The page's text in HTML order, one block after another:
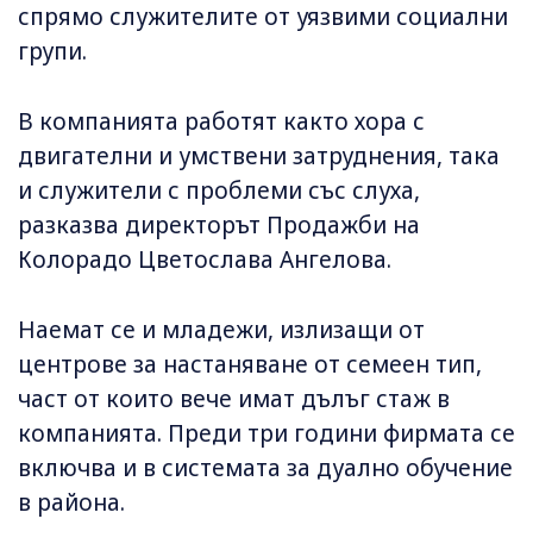
спрямо служителите от уязвими социални
групи.
В компанията работят както хора с
двигателни и умствени затруднения, така
и служители с проблеми със слуха,
разказва директорът Продажби на
Колорадо Цветослава Ангелова.
Наемат се и младежи, излизащи от
центрове за настаняване от семеен тип,
част от които вече имат дълъг стаж в
компанията. Преди три години фирмата се
включва и в системата за дуално обучение
в района.